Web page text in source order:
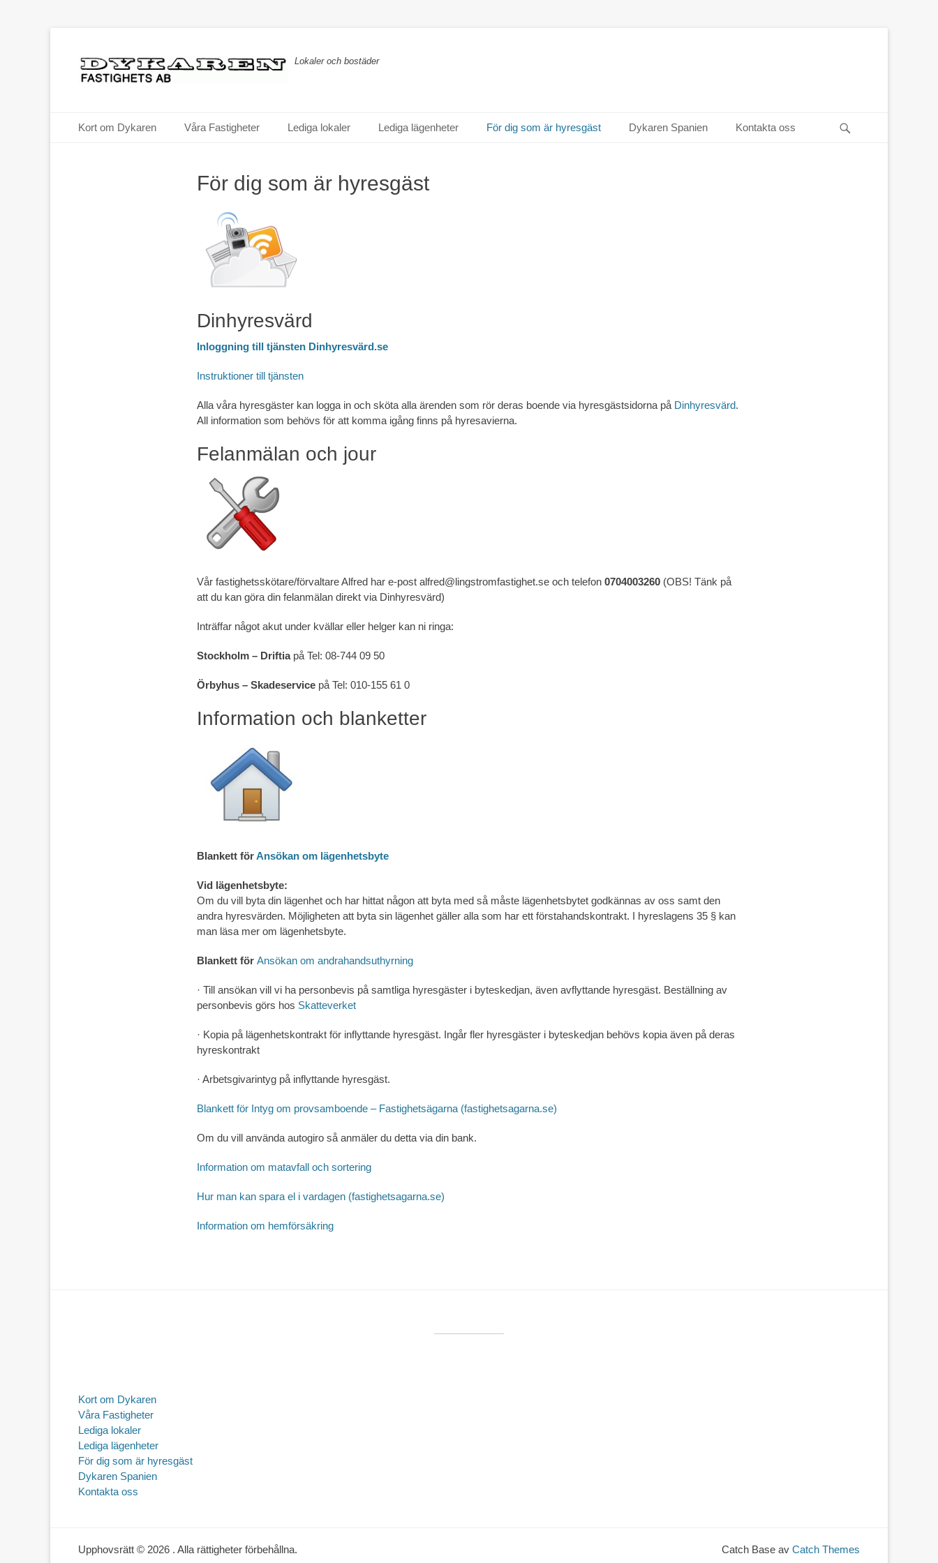
Lokaler och bostäder
Primär meny
Kort om Dykaren Våra Fastigheter Lediga lokaler Lediga lägenheter För dig som är hyresgäst Dykaren Spanien Kontakta oss
För dig som är hyresgäst
Dinhyresvärd
Inloggning till tjänsten Dinhyresvärd.se
Instruktioner till tjänsten
Alla våra hyresgäster kan logga in och sköta alla ärenden som rör deras boende via hyresgästsidorna på Dinhyresvärd.
All information som behövs för att komma igång finns på hyresavierna.
Felanmälan och jour
Vår fastighetsskötare/förvaltare Alfred har e-post alfred@lingstromfastighet.se och telefon 0704003260 (OBS! Tänk på
att du kan göra din felanmälan direkt via Dinhyresvärd)
Inträffar något akut under kvällar eller helger kan ni ringa:
Stockholm – Driftiapå Tel: 08-744 09 50
Örbyhus – Skadeservice på Tel: 010-155 61 0
Information och blanketter
Blankett förAnsökan om lägenhetsbyte
Vid lägenhetsbyte:
Om du vill byta din lägenhet och har hittat någon att byta med så måste lägenhetsbytet godkännas av oss samt den
andra hyresvärden. Möjligheten att byta sin lägenhet gäller alla som har ett förstahandskontrakt. I hyreslagens 35 § kan
man läsa mer om lägenhetsbyte.
Blankett för Ansökan om andrahandsuthyrning
· Till ansökan vill vi ha personbevis på samtliga hyresgäster i byteskedjan, även avflyttande hyresgäst. Beställning av
personbevis görs hos Skatteverket
· Kopia på lägenhetskontrakt för inflyttande hyresgäst. Ingår fler hyresgäster i byteskedjan behövs kopia även på deras
hyreskontrakt
· Arbetsgivarintyg på inflyttande hyresgäst.
Blankett för Intyg om provsamboende – Fastighetsägarna (fastighetsagarna.se)
Om du vill använda autogiro så anmäler du detta via din bank.
Information om matavfall och sortering
Hur man kan spara el i vardagen (fastighetsagarna.se)
Information om hemförsäkring
Kort om Dykaren
Våra Fastigheter
Lediga lokaler
Lediga lägenheter
För dig som är hyresgäst
Dykaren Spanien
Kontakta oss
Upphovsrätt © 2026 . Alla rättigheter förbehållna. Catch Base av Catch Themes